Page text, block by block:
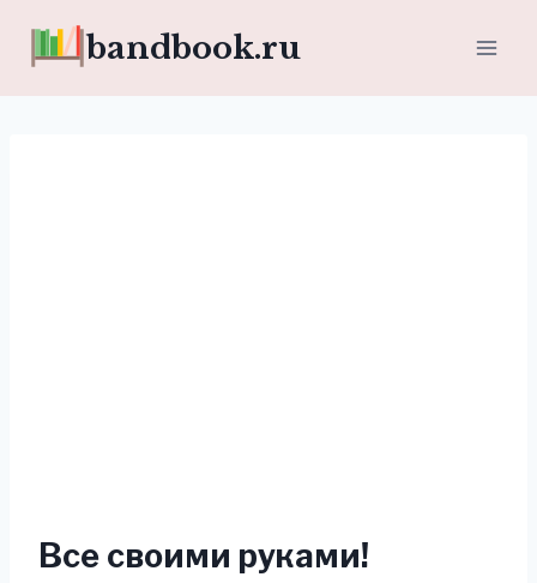
bandbook.ru
Все своими руками!